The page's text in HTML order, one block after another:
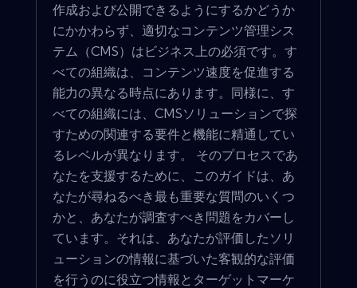
作成および公開できるようにするかどうか
にかかわらず、適切なコンテンツ管理シス
テム（CMS）はビジネス上の必須です。す
べての組織は、コンテンツ速度を促進する
能力の異なる時点にあります。同様に、す
べての組織には、CMSソリューションで探
すための関連する要件と機能に精通してい
るレベルが異なります。 そのプロセスであ
なたを支援するために、このガイドは、あ
なたが尋ねるべき最も重要な質問のいくつ
かと、あなたが調査すべき問題をカバーし
ています。それは、あなたが評価したソリ
ューションの情報に基づいた客観的な評価
を行うのに役立つ情報とターゲットマーケ